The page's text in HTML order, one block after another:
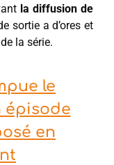
la diffusion de
sortie a d’ores et
la série.
le
épisode
en